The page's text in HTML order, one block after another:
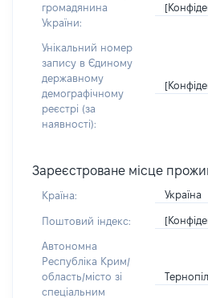
громадянина
України:
Унікальний номер
запису в Єдиному
державному
демографічному
реєстрі (за
наявності):
Зареєстроване місце
Країна: Україна
Поштовий індекс:
Автономна
Республіка Крим/
область/місто зі
спеціальним